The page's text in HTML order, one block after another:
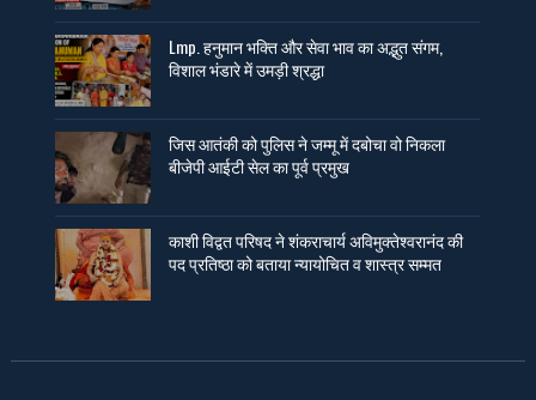
Lmp. हनुमान भक्ति और सेवा भाव का अद्भुत संगम,
विशाल भंडारे में उमड़ी श्रद्धा
जिस आतंकी को पुलिस ने जम्मू में दबोचा वो निकला
बीजेपी आईटी सेल का पूर्व प्रमुख
काशी विद्वत परिषद ने शंकराचार्य अविमुक्तेश्वरानंद की
पद प्रतिष्ठा को बताया न्यायोचित व शास्त्र सम्मत